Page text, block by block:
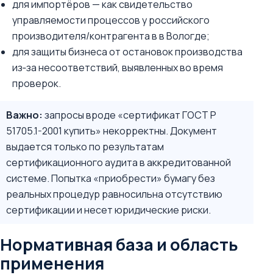
для импортёров — как свидетельство
управляемости процессов у российского
производителя/контрагента в в Вологде;
для защиты бизнеса от остановок производства
из‑за несоответствий, выявленных во время
проверок.
Важно: запросы вроде «сертификат ГОСТ Р
51705.1-2001 купить» некорректны. Документ
выдается только по результатам
сертификационного аудита в аккредитованной
системе. Попытка «приобрести» бумагу без
реальных процедур равносильна отсутствию
сертификации и несет юридические риски.
Нормативная база и область
применения